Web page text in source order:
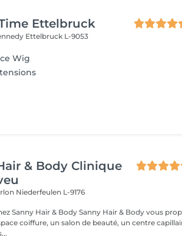
Ettelbruck
Ettelbruck L-9053
Wig
& Body Clinique
Niederfeulen L-9176
& Body Sanny Hair & Body vous propose
coiffure, un salon de beauté, un centre